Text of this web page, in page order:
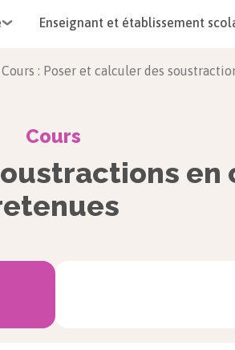
Enseignant et établissement
Cours : Poser et calculer des
Cours
en